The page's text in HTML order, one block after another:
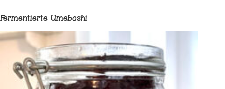
Fermentierte Umeboshi